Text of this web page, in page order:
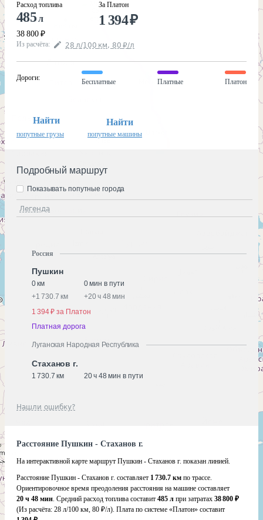
Расход топлива
485л
38 800 ₽
За Платон
1 394₽
Из расчёта: 28 л/100 км, 80 ₽/л
Дороги:
Бесплатные Платные Платон
Найти
попутные грузы
Найти
попутные машины
Подробный маршрут
Легенда
Показывать попутные города
Россия
Пушкин
0 км
0 мин в пути
+1 730.7 км +20 ч 48 мин
1 394 ₽ за Платон
Платная дорога
Луганская Народная Республика
Стаханов г.
1 730.7 км 20 ч 48 мин в пути
Нашли ошибку?
Расстояние Пушкин - Стаханов г.
На интерактивной карте маршрут Пушкин - Стаханов г. показан линией.
Расстояние Пушкин - Стаханов г. составляет 1 730.7 км по трассе.
Ориентировочное время преодоления расстояния на машине составляет
20 ч 48 мин. Средний расход топлива составит 485 л при затратах 38 800 ₽
(Из расчёта: 28 л/100 км, 80 ₽/л). Плата по системе «Платон» составит